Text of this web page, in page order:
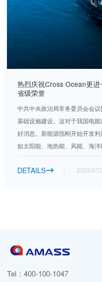
热烈庆祝Cross Ocean更
省级荣誉
中共中央政治局常务委员会会
基础设施建设。这对于我国电
好消息。新能源指刚开始开发
如太阳能、地热能、风能、海洋
DETAILS 2023/07/
Tel： 400-100-1047